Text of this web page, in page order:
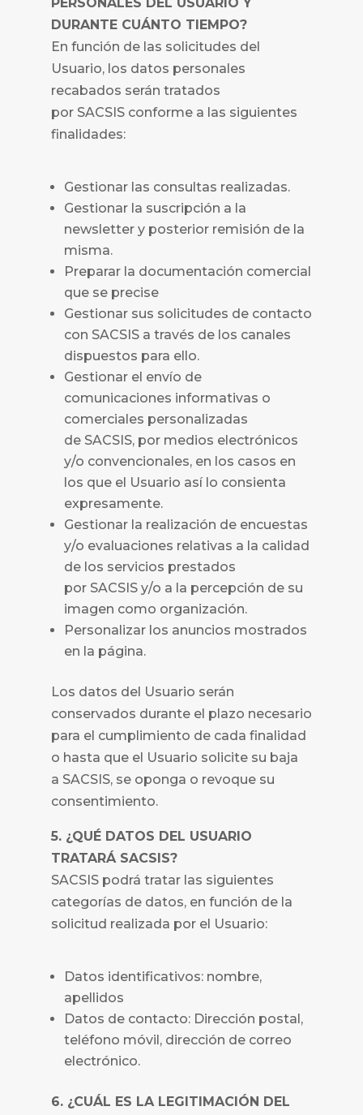
DURANTE CUÁNTO TIEMPO?
En función de las solicitudes del
Usuario, los datos personales
recabados serán tratados
por SACSIS conforme a las siguientes
finalidades:
Gestionar las consultas realizadas.
Gestionar la suscripción a la
newsletter y posterior remisión de la
misma.
Preparar la documentación comercial
que se precise
Gestionar sus solicitudes de contacto
con SACSISa través de los canales
dispuestos para ello.
Gestionar el envío de
comunicaciones informativas o
comerciales personalizadas
de SACSIS, por medios electrónicos
y/o convencionales, en los casos en
los que el Usuario así lo consienta
expresamente.
Gestionar la realización de encuestas
y/o evaluaciones relativas a la calidad
de los servicios prestados
por SACSISy/o a la percepción de su
imagen como organización.
Personalizar los anuncios mostrados
en la página.
Los datos del Usuario serán
conservados durante el plazo necesario
para el cumplimiento de cada finalidad
o hasta que el Usuario solicite su baja
a SACSIS, se oponga o revoque su
consentimiento.
5. ¿QUÉ DATOS DEL USUARIO
TRATARÁ SACSIS?
SACSIS podrá tratar las siguientes
categorías de datos, en función de la
solicitud realizada por el Usuario:
Datos identificativos: nombre,
apellidos
Datos de contacto: Dirección postal,
teléfono móvil, dirección de correo
electrónico.
6. ¿CUÁL ES LA LEGITIMACIÓN DEL